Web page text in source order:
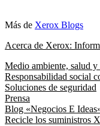
Más de Xerox Blogs
Acerca de Xerox:
Medio ambiente, salud y
Responsabilidad social
Soluciones de seguridad
Prensa
Blog «Negocios E
Recicle los suministros